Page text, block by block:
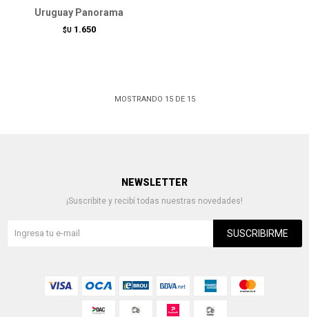
Uruguay Panorama
$U 1.650
MOSTRANDO 15DE 15
NEWSLETTER
¡Suscribite y recibí todas nuestras novedades!
SUSCRIBIRME